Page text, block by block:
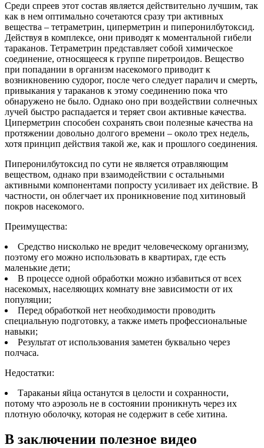
Среди спреев этот состав является действительно лучшим, так
как в нем оптимально сочетаются сразу три активных
вещества – тетраметрин, циперметрин и пиперонилбутоксид.
Действуя в комплексе, они приводят к моментальной гибели
тараканов. Тетраметрин представляет собой химическое
соединение, относящееся к группе пиретроидов. Вещество
при попадании в организм насекомого приводит к
возникновению судорог, после чего следует паралич и смерть,
привыкания у тараканов к этому соединению пока что
обнаружено не было. Однако оно при воздействии солнечных
лучей быстро распадается и теряет свои активные качества.
Циперметрин способен сохранять свои полезные качества на
протяжении довольно долгого времени – около трех недель,
хотя принцип действия такой же, как и прошлого соединения.
Пиперонилбутоксид по сути не является отравляющим
веществом, однако при взаимодействии с остальными
активными компонентами попросту усиливает их действие. В
частности, он облегчает их проникновение под хитиновый
покров насекомого.
Преимущества:
Средство нисколько не вредит человеческому организму,
поэтому его можно использовать в квартирах, где есть
маленькие дети;
В процессе одной обработки можно избавиться от всех
насекомых, населяющих комнату вне зависимости от их
популяции;
Перед обработкой нет необходимости проводить
специальную подготовку, а также иметь профессиональные
навыки;
Результат от использования заметен буквально через
полчаса.
Недостатки:
Тараканьи яйца останутся в целости и сохранности,
потому что аэрозоль не в состоянии проникнуть через их
плотную оболочку, которая не содержит в себе хитина.
В заключении полезное видео